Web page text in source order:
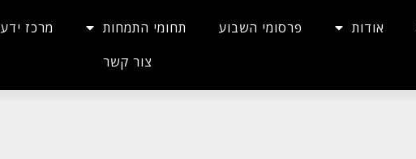
אודות פרסומי השבוע תחומי התמחות מרכז ידע
צור קשר